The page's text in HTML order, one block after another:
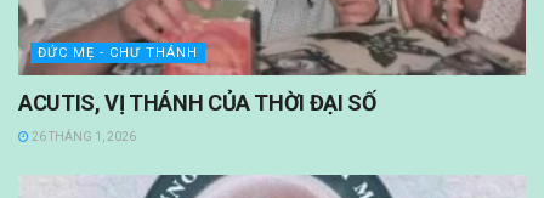
ĐỨC MẸ - CHƯ THÁNH
ACUTIS, VỊ THÁNH CỦA THỜI ĐẠI SỐ
26 THÁNG 1, 2026